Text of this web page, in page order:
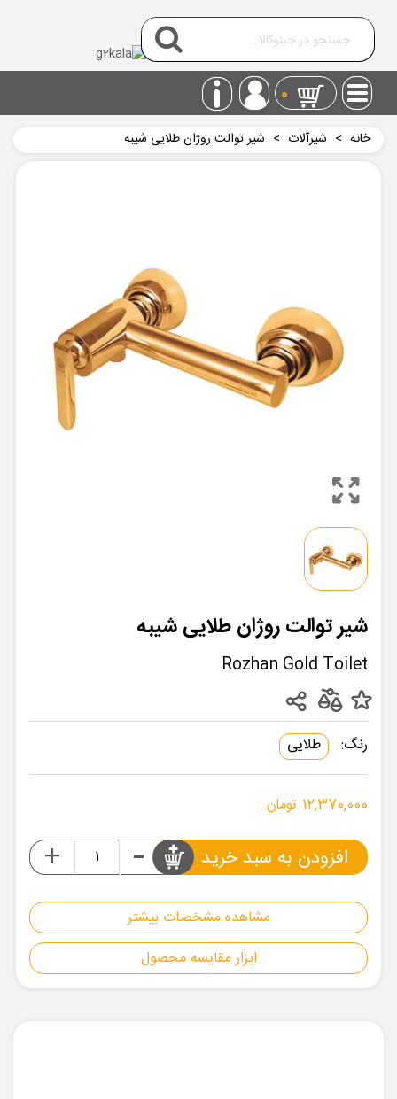
0
خانه > شیرآلات > شیر توالت روژان طلایی شیبه
شیر توالت روژان طلایی شیبه
Rozhan Gold Toilet
مشاهده مشخصات بیشتر
ابزار مقایسه محصول
رنگ: طلایی
12,370,000 تومان
-
+ افزودن به سبد خرید